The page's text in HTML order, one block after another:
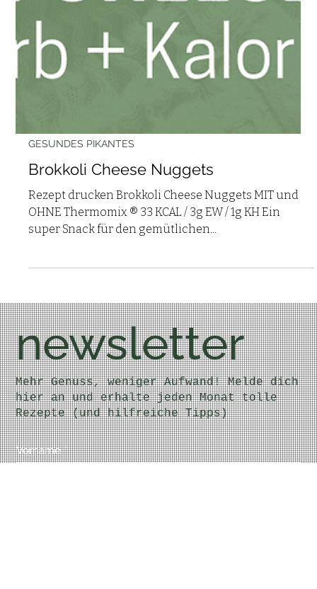
GESUNDES PIKANTES
Brokkoli Cheese Nuggets
Rezept drucken Brokkoli Cheese Nuggets MIT und
OHNE Thermomix ® 33 KCAL / 3g EW / 1g KH Ein
newsletter
Mehr Genuss, weniger Aufwand! Melde dich
hier an und erhalte jeden Monat tolle
Rezepte (und hilfreiche Tipps)